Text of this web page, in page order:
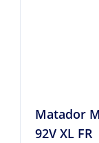
Matador
92V XL FR